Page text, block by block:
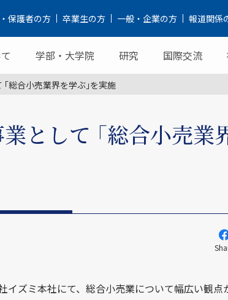
保護者の方 卒業生の方 一般・企業の方 報道関係
学部・大学院 研究 国際交流
総合小売業界を学ぶ｣を実施
として ｢総合小売業
ズミ本社にて、総合小売業について幅広い観点